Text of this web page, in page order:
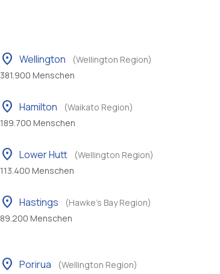
location_on Wellington
(Wellington Region)
381.900 Menschen
location_on Hamilton
(Waikato Region)
189.700 Menschen
location_on Lower Hutt
(Wellington Region)
113.400 Menschen
location_on Hastings
(Hawke's Bay Region)
89.200 Menschen
location_on Porirua
(Wellington Region)